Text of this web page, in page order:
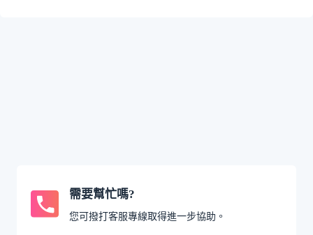
需要幫忙嗎?
您可撥打客服專線取得進一步協助。